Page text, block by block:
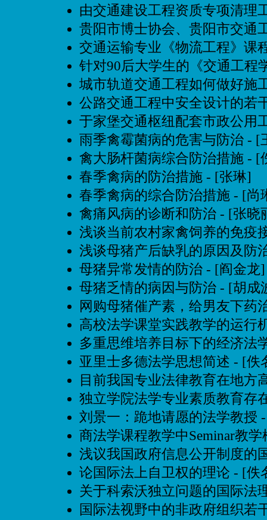
由交通建设工程资质专项清理
贵阳市博士协会、贵阳市交通
交通运输专业《物流工程》课
针对90后大学生的《交通工程
城市轨道交通工程如何做好施
公路交通工程中安全设计的若
于家堡交通枢纽配套市政公用
雨季禽霉菌病的危害与防治 - [
禽大肠杆菌病综合防治措施 - [
春季禽病的防治措施 - [张琳]
春季禽病的综合防治措施 - [尚
禽痛风病的诊断和防治 - [张晓
浅谈当前农村家禽饲养的免疫
浅谈母猪产后缺乳的原因及防
母猪异常发情的防治 - [阎金龙]
母猪乏情的病因与防治 - [胡成
网购母猪催产素，给男友下药
高校法学课堂实践教学的运行
多重思维培养目标下的经济法
亚里士多德法学思想简述 - [佚
目前我国专业法律教育在地方
独立学院法学专业素质教育存
刘景一：跪地请愿的法学教授
商法学课程教学中Seminar教
浅议我国政府信息公开制度的
论国际法上自卫权的理论 - [佚
关于科索沃独立问题的国际法
国际法视野中的非政府组织若